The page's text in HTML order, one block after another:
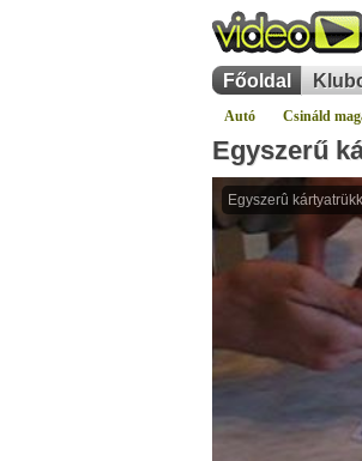
Főoldal
Autó Csináld
Egyszerű